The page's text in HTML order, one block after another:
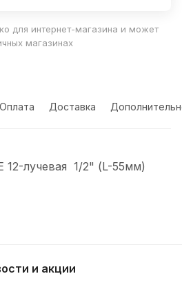
для интернет-магазина и может
магазинах
Оплата Доставка
12-лучевая 1/2" (L-55мм)
и акции